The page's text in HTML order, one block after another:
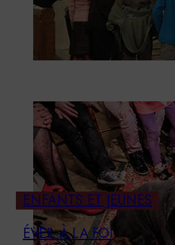
ENFANTS ET JEUNES
ÉVEIL À LA FOI